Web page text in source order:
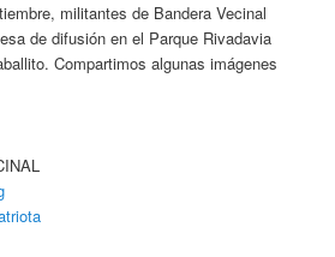
militantes de Bandera Vecinal
de difusión en el Parque Rivadavia
Compartimos algunas imágenes